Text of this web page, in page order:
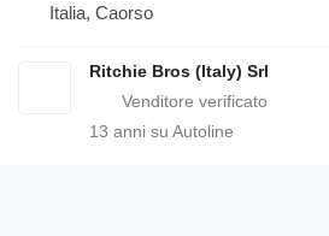
Italia, Caorso
Ritchie Bros (Italy) Srl
13 anni su Autoline